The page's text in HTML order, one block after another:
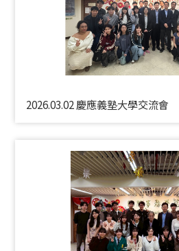
2026.03.02 慶應義塾大學交流會